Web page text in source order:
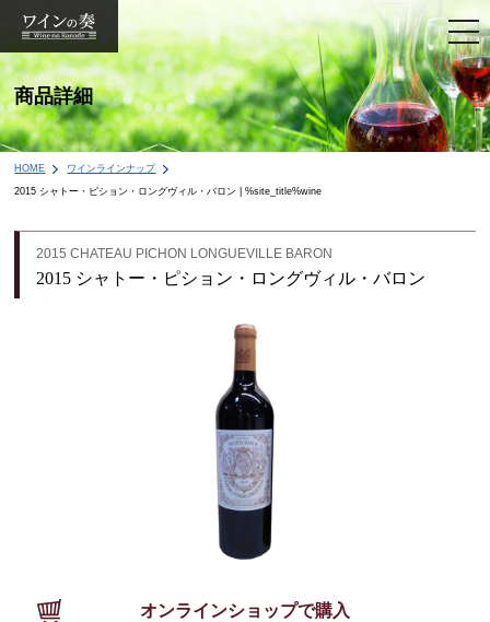
商品詳細
HOME ワインラインナップ
2015 シャトー・ピション・ロングヴィル・バロン | %site_title%wine
2015 CHATEAU PICHON LONGUEVILLE BARON
2015 シャトー・ピション・ロングヴィル・バロン
オンラインショップで購入